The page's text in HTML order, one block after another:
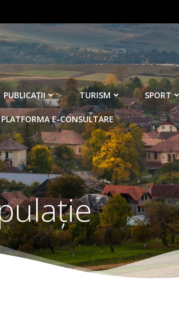
PUBLICAŢII TURISM SPORT
PLATFORMA E-CONSULTARE